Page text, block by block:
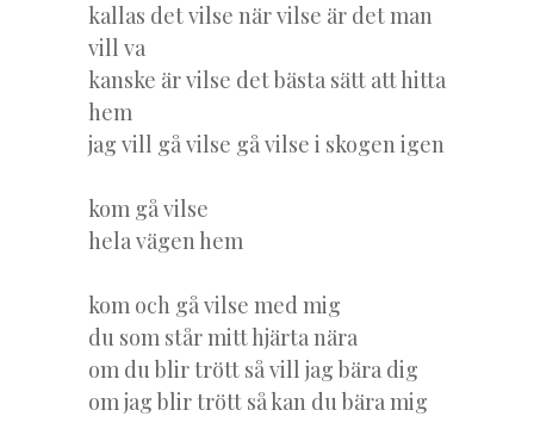
kallas det vilse när vilse är det man
vill va
kanske är vilse det bästa sätt att hitta
hem
jag vill gå vilse gå vilse i skogen igen
kom gå vilse
hela vägen hem
kom och gå vilse med mig
du som står mitt hjärta nära
om du blir trött så vill jag bära dig
om jag blir trött så kan du bära mig